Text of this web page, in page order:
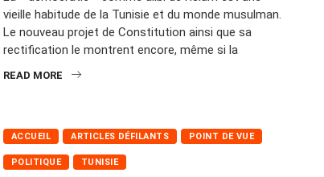
vieille habitude de la Tunisie et du monde musulman.
Le nouveau projet de Constitution ainsi que sa
rectification le montrent encore, même si la
READ MORE
ACCUEIL ARTICLES DÉFILANTS POINT DE VUE
POLITIQUE TUNISIE